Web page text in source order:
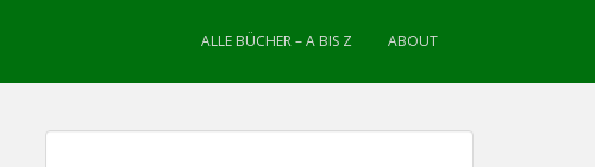
ALLE BÜCHER – A BIS Z ABOUT